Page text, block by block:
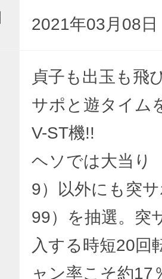
2021年03月08日
貞子も出玉も飛
サポと遊タイム
V-ST機!!
ヘソでは大当り
9）以外にも突
99）を抽選。突
入する時短20回
ャン率こそ約17